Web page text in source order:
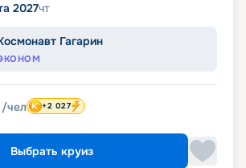
2027чт
Гагарин
/чел +2 027
Выбрать круиз